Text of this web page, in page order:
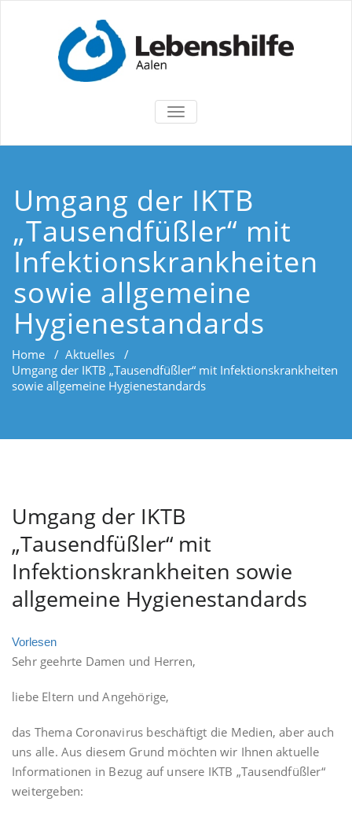
TOGGLE
Umgang der IKTB
„Tausendfüßler“ mit
Infektionskrankheiten
sowie allgemeine
Hygienestandards
Home / Aktuelles /
Umgang der IKTB „Tausendfüßler“ mit Infektionskrankheiten
sowie allgemeine Hygienestandards
Umgang der IKTB
„Tausendfüßler“ mit
Infektionskrankheiten sowie
allgemeine Hygienestandards
Vorlesen
Sehr geehrte Damen und Herren,
liebe Eltern und Angehörige,
das Thema Coronavirus beschäftigt die Medien, aber auch
uns alle. Aus diesem Grund möchten wir Ihnen aktuelle
Informationen in Bezug auf unsere IKTB „Tausendfüßler“
weitergeben: